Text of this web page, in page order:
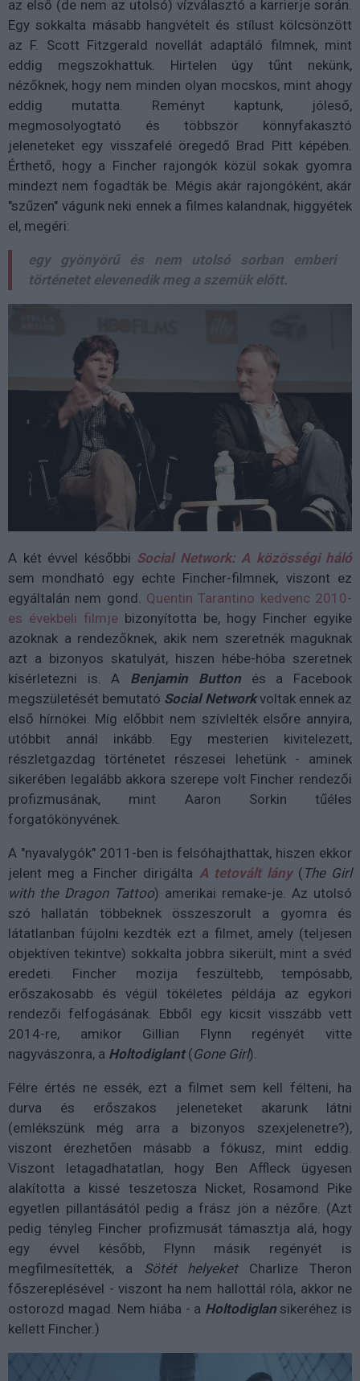
az első (de nem az utolsó) vízválasztó a karrierje során.
Egy sokkalta másabb hangvételt és stílust kölcsönzött
az F. Scott Fitzgerald novellát adaptáló filmnek, mint
eddig megszokhattuk. Hirtelen úgy tűnt nekünk,
nézőknek, hogy nem minden olyan mocskos, mint ahogy
eddig mutatta. Reményt kaptunk, jóleső,
megmosolyogtató és többször könnyfakasztó
jeleneteket egy visszafelé öregedő Brad Pitt képében.
Érthető, hogy a Fincher rajongók közül sokak gyomra
mindezt nem fogadták be. Mégis akár rajongóként, akár
"szűzen" vágunk neki ennek a filmes kalandnak, higgyétek
el, megéri:
egy gyönyörű és nem utolsó sorban emberi
történetet elevenedik meg a szemük előtt.
A két évvel későbbi Social Network: A közösségi háló
sem mondható egy echte Fincher-filmnek, viszont ez
egyáltalán nem gond. Quentin Tarantino kedvenc 2010-
es évekbeli filmje bizonyította be, hogy Fincher egyike
azoknak a rendezőknek, akik nem szeretnék maguknak
azt a bizonyos skatulyát, hiszen hébe-hóba szeretnek
kísérletezni is. A Benjamin Buttonés a Facebook
megszületését bemutató Social Networkvoltak ennek az
első hírnökei. Míg előbbit nem szívlelték elsőre annyira,
utóbbit annál inkább. Egy mesterien kivitelezett,
részletgazdag történetet részesei lehetünk - aminek
sikerében legalább akkora szerepe volt Fincher rendezői
profizmusának, mint Aaron Sorkin tűéles
forgatókönyvének.
A "nyavalygók" 2011-ben is felsóhajthattak, hiszen ekkor
jelent meg a Fincher dirigálta A tetovált lány( The Girl
with the Dragon Tattoo) amerikai remake-je. Az utolsó
szó hallatán többeknek összeszorult a gyomra és
látatlanban fújolni kezdték ezt a filmet, amely (teljesen
objektíven tekintve) sokkalta jobbra sikerült, mint a svéd
eredeti. Fincher mozija feszültebb, tempósabb,
erőszakosabb és végül tökéletes példája az egykori
rendezői felfogásának. Ebből egy kicsit visszább vett
2014-re, amikor Gillian Flynn regényét vitte
nagyvászonra, a Holtodiglant (Gone Girl).
Félre értés ne essék, ezt a filmet sem kell félteni, ha
durva és erőszakos jeleneteket akarunk látni
(emlékszünk még arra a bizonyos szexjelenetre?),
viszont érezhetően másabb a fókusz, mint eddig.
Viszont letagadhatatlan, hogy Ben Affleck ügyesen
alakította a kissé teszetosza Nicket, Rosamond Pike
egyetlen pillantásától pedig a frász jön a nézőre. (Azt
pedig tényleg Fincher profizmusát támasztja alá, hogy
egy évvel később, Flynn másik regényét is
megfilmesítették, a Sötét helyeketCharlize Theron
főszereplésével - viszont ha nem hallottál róla, akkor ne
ostorozd magad. Nem hiába - a Holtodiglan sikeréhez is
kellett Fincher.)